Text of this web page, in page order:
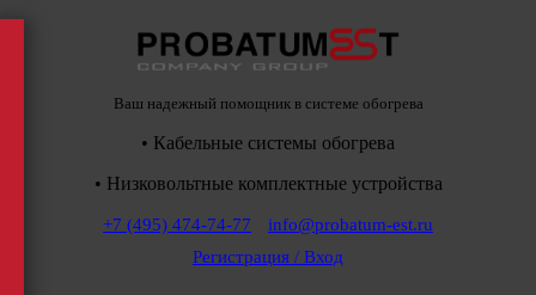
Ваш надежный помощник в системе обогрева
• Кабельные системы обогрева
• Низковольтные комплектные устройства
+7 (495) 474-74-77
info@probatum-est.ru
Регистрация / Вход